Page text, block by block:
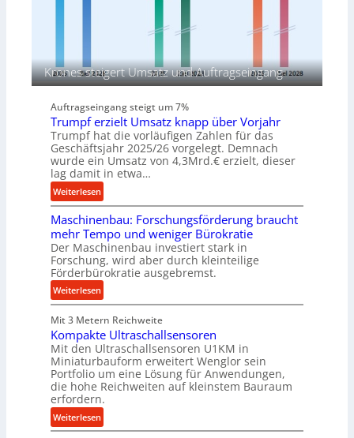
d
e
M
i
t
t
e
l
s
t
a
n
d
h
i
e
n
v
o
n
K
o
e
n
i
g
&
B
a
u
e
r
Krones steigert Umsatz und Auftragseingang
Auftragseingang steigt um 7%
Trumpf erzielt Umsatz knapp über Vorjahr
Trumpf hat die vorläufigen Zahlen für das
Geschäftsjahr 2025/26 vorgelegt. Demnach
wurde ein Umsatz von 4,3Mrd.€ erzielt, dieser
lag damit in etwa…
Weiterlesen:
T
r
u
m
p
f
e
z
i
e
t
U
m
s
Maschinenbau: Forschungsförderung braucht
mehr Tempo und weniger Bürokratie
Der Maschinenbau investiert stark in
Forschung, wird aber durch kleinteilige
Förderbürokratie ausgebremst.
Weiterlesen:
M
a
s
c
h
i
n
e
n
Mit 3 Metern Reichweite
Kompakte Ultraschallsensoren
Mit den Ultraschallsensoren U1KM in
Miniaturbauform erweitert Wenglor sein
Portfolio um eine Lösung für Anwendungen,
die hohe Reichweiten auf kleinstem Bauraum
erfordern.
Weiterlesen:
K